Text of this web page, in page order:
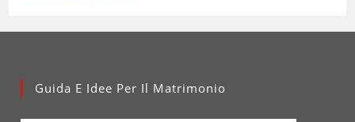
Guida E Idee Per Il Matrimonio